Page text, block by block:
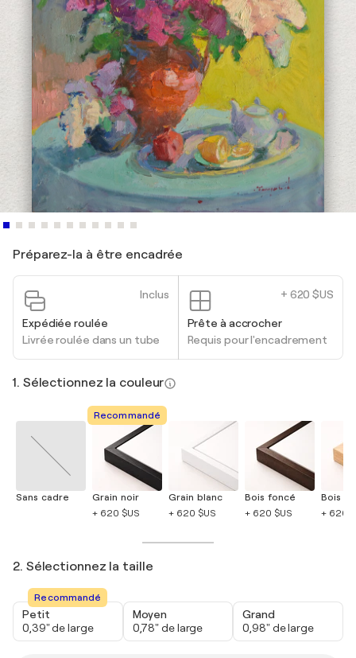
Préparez-la à être encadrée
Inclus
Expédiée roulée
Livrée roulée dans un tube
+ 620 $US
Prête à accrocher
Requis pour l'encadrement
1. Sélectionnez la couleur
Sans cadre
Recommandé
Grain noir
+ 620 $US
Grain blanc
+ 620 $US
Bois foncé
+ 620 $US
Bois
+ 620
2. Sélectionnez la taille
Recommandé
Petit
0,39" de large
Moyen
0,78" de large
Grand
0,98" de large